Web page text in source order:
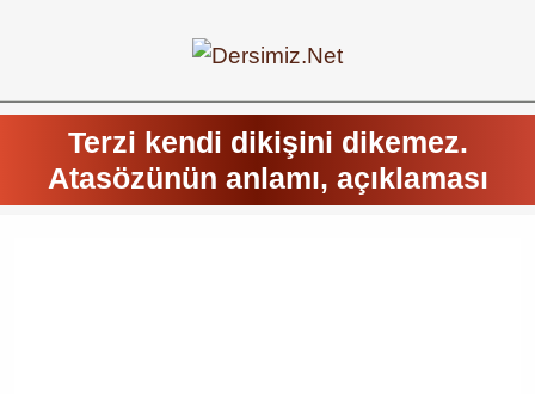
Terzi kendi dikişini dikemez.
Atasözünün anlamı, açıklaması